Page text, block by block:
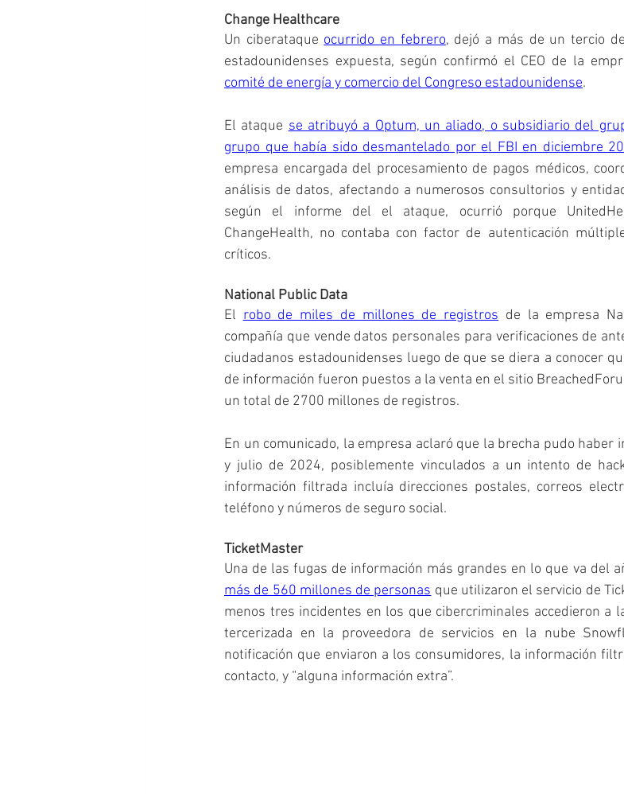
Change Healthcare
Un ciberataque ocurrido en febrero, dejó a más de un tercio
estadounidenses expuesta, según confirmó el CEO de la
comité de energía y comercio del Congreso estadounidense.
El ataque se atribuyó a Optum, un aliado, o subsidiario del
grupo que había sido desmantelado por el FBI en diciembre
empresa encargada del procesamiento de pagos médicos,
análisis de datos, afectando a numerosos consultorios y
según el informe del el ataque, ocurrió porque
ChangeHealth, no contaba con factor de autenticación
críticos.
National Public Data
El robo de miles de millones de registros de la empresa
compañía que vende datos personales para verificaciones de
ciudadanos estadounidenses luego de que se diera a conocer
de información fueron puestos a la venta en el sitio
un total de 2700 millones de registros.
En un comunicado, la empresa aclaró que la brecha pudo haber
y julio de 2024, posiblemente vinculados a un intento de
información filtrada incluía direcciones postales, correos
teléfono y números de seguro social.
TicketMaster
Una de las fugas de información más grandes en lo que va del
más de 560 millones de personas que utilizaron el servicio de
menos tres incidentes en los que cibercriminales accedieron a
tercerizada en la proveedora de servicios en la nube
notificación que enviaron a los consumidores, la información
contacto, y “alguna información extra”.